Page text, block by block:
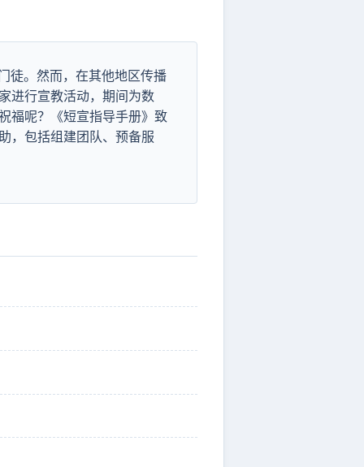
徒。然而，在其他地区传播
进行宣教活动，期间为数
福呢？《短宣指导手册》致
，包括组建团队、预备服